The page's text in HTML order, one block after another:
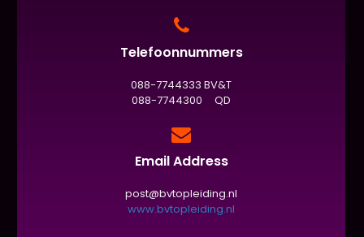
Telefoonnummers
088-7744333 BV&T
088-7744300 QD
Email Address
post@bvtopleiding.nl
www.bvtopleiding.nl